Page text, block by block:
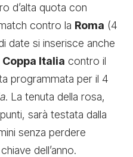
d’alta quota con
contro la Roma (4
date si inserisce anche
Coppa Italia contro il
programmata per il 4
. La tenuta della rosa,
sarà testata dalla
senza perdere
dell’anno.